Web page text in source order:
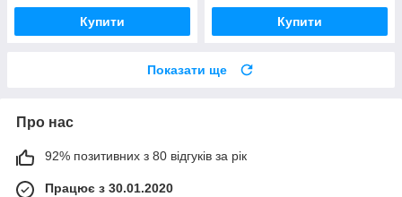
Купити Купити
Показати ще
Про нас
92% позитивних з 80 відгуків за рік
Працює з 30.01.2020